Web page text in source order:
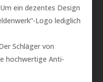
ein dezentes Design
Logo lediglich
Schläger von
hochwertige Anti-